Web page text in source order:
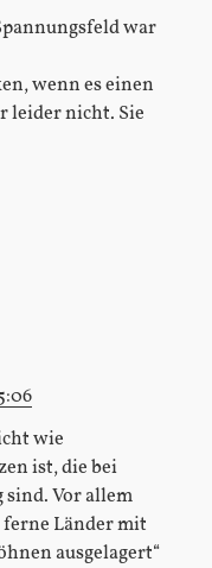
war
wenn es einen
leider nicht. Sie
wie
ist, die bei
Vor allem
ferne Länder mit
ausgelagert“